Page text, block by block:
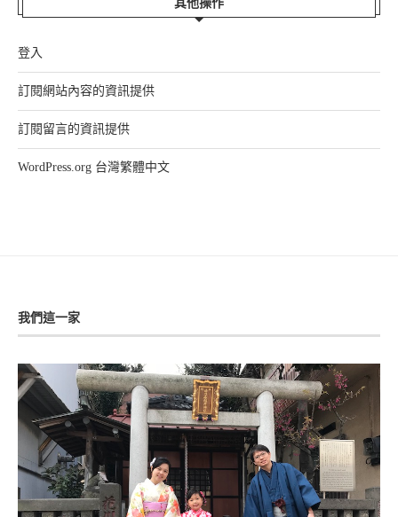
登入
訂閱網站內容的資訊提供
訂閱留言的資訊提供
WordPress.org 台灣繁體中文
我們這一家